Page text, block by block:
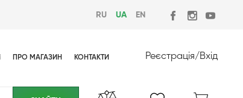
RU UA EN
ПРО МАГАЗИН КОНТАКТИ Реєстрація/Вхід